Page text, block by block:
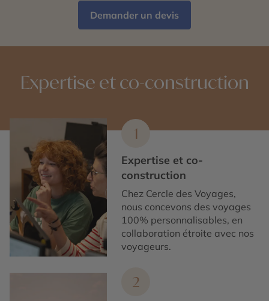
Demander un devis
Expertise et co-construction
1
Expertise et co-
construction
Chez Cercle des Voyages,
nous concevons des voyages
100% personnalisables, en
collaboration étroite avec nos
voyageurs.
2